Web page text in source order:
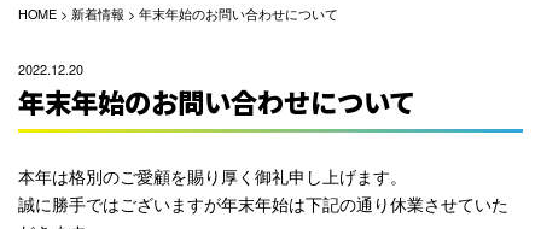
HOME > 新着情報 > 年末年始のお問い合わせについて
2022.12.20
年末年始のお問い合わせについて
本年は格別のご愛顧を賜り厚く御礼申し上げます。
誠に勝手ではございますが年末年始は下記の通り休業させていた